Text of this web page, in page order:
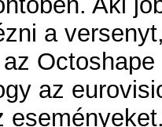
a
az
az